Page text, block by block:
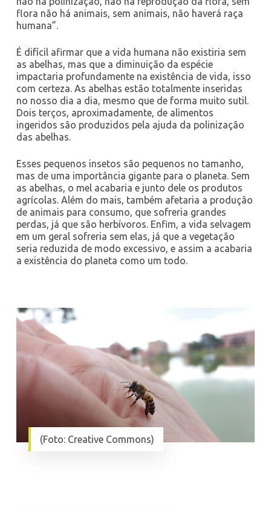
flora não há animais, sem animais, não haverá raça
humana”.
É difícil afirmar que a vida humana não existiria sem
as abelhas, mas que a diminuição da espécie
impactaria profundamente na existência de vida, isso
com certeza. As abelhas estão totalmente inseridas
no nosso dia a dia, mesmo que de forma muito sutil.
Dois terços, aproximadamente, de alimentos
ingeridos são produzidos pela ajuda da polinização
das abelhas.
Esses pequenos insetos são pequenos no tamanho,
mas de uma importância gigante para o planeta. Sem
as abelhas, o mel acabaria e junto dele os produtos
agrícolas. Além do mais, também afetaria a produção
de animais para consumo, que sofreria grandes
perdas, já que são herbívoros. Enfim, a vida selvagem
em um geral sofreria sem elas, já que a vegetação
seria reduzida de modo excessivo, e assim a acabaria
a existência do planeta como um todo.
(Foto: Creative Commons)